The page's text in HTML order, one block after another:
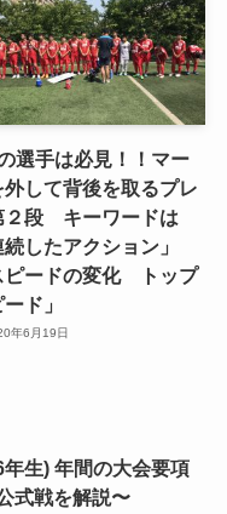
選手は必見！！マー
外して背後を取るプレ
２段 キーワードは
続したアクション」
ピードの変化 トップ
ド」
年6月19日
生) 年間の大会要項
式戦を解説〜